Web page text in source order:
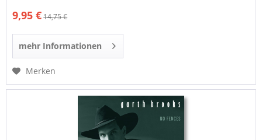
9,95 €14,75 €
mehr Informationen
Merken